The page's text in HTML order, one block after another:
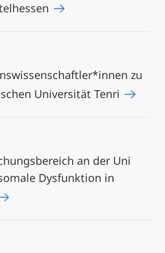
zu
Universität Tenri
an der Uni
Dysfunktion in